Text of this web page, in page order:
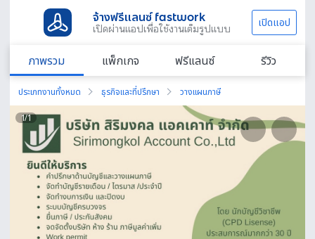
จ้างฟรีแลนซ์ fastwork
เปิดผ่านแอปเพื่อใช้งานเต็มรูปแบบ เปิดแอป
ภาพรวม แพ็กเกจ ฟรีแลนซ์ รีวิว
ประเภทงานทั้งหมด ธุรกิจและที่ปรึกษา วางแผนภาษี
1/1